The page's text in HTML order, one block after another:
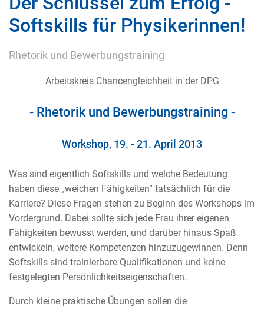
Softskills für Physikerinnen!
Rhetorik und Bewerbungstraining
Arbeitskreis Chancengleichheit in der DPG
- Rhetorik und Bewerbungstraining -
Workshop, 19. - 21. April 2013
Was sind eigentlich Softskills und welche Bedeutung
haben diese „weichen Fähigkeiten“ tatsächlich für die
Karriere? Diese Fragen stehen zu Beginn des Workshops im
Vordergrund. Dabei sollte sich jede Frau ihrer eigenen
Fähigkeiten bewusst werden, und darüber hinaus Spaß
entwickeln, weitere Kompetenzen hinzuzugewinnen. Denn
Softskills sind trainierbare Qualifikationen und keine
festgelegten Persönlichkeitseigenschaften.
Durch kleine praktische Übungen sollen die